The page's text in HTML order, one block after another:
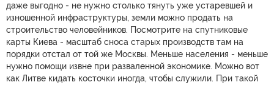
даже выгодно - не нужно столько тянуть уже устаревшей и
изношенной инфраструктуры, земли можно продать на
строительство человейников. Посмотрите на спутниковые
карты Киева - масштаб сноса старых производств там на
порядки отстал от той же Москвы. Меньше населения - меньше
нужно помощи извне при разваленной экономике. Можно вот
как Литве кидать косточки иногда, чтобы служили. При такой